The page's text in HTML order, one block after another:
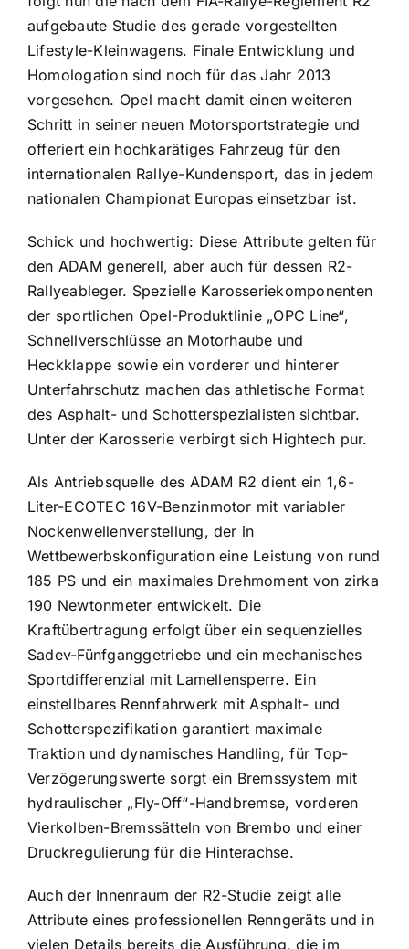
aufgebaute Studie des gerade vorgestellten
Lifestyle-Kleinwagens. Finale Entwicklung und
Homologation sind noch für das Jahr 2013
vorgesehen. Opel macht damit einen weiteren
Schritt in seiner neuen Motorsportstrategie und
offeriert ein hochkarätiges Fahrzeug für den
internationalen Rallye-Kundensport, das in jedem
nationalen Championat Europas einsetzbar ist.
Schick und hochwertig: Diese Attribute gelten für
den ADAM generell, aber auch für dessen R2-
Rallyeableger. Spezielle Karosseriekomponenten
der sportlichen Opel-Produktlinie „OPC Line“,
Schnellverschlüsse an Motorhaube und
Heckklappe sowie ein vorderer und hinterer
Unterfahrschutz machen das athletische Format
des Asphalt- und Schotterspezialisten sichtbar.
Unter der Karosserie verbirgt sich Hightech pur.
Als Antriebsquelle des ADAM R2 dient ein 1,6-
Liter-ECOTEC 16V-Benzinmotor mit variabler
Nockenwellenverstellung, der in
Wettbewerbskonfiguration eine Leistung von rund
185 PS und ein maximales Drehmoment von zirka
190 Newtonmeter entwickelt. Die
Kraftübertragung erfolgt über ein sequenzielles
Sadev-Fünfganggetriebe und ein mechanisches
Sportdifferenzial mit Lamellensperre. Ein
einstellbares Rennfahrwerk mit Asphalt- und
Schotterspezifikation garantiert maximale
Traktion und dynamisches Handling, für Top-
Verzögerungswerte sorgt ein Bremssystem mit
hydraulischer „Fly-Off“-Handbremse, vorderen
Vierkolben-Bremssätteln von Brembo und einer
Druckregulierung für die Hinterachse.
Auch der Innenraum der R2-Studie zeigt alle
Attribute eines professionellen Renngeräts und in
vielen Details bereits die Ausführung, die im